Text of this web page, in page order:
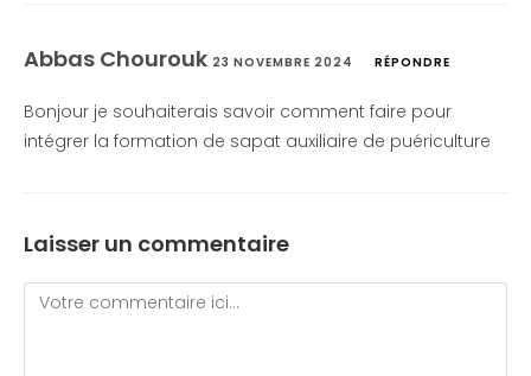
Abbas Chourouk 23 NOVEMBRE 2024 RÉPONDRE
Bonjour je souhaiterais savoir comment faire pour
intégrer la formation de sapat auxiliaire de puériculture
Laisser un commentaire